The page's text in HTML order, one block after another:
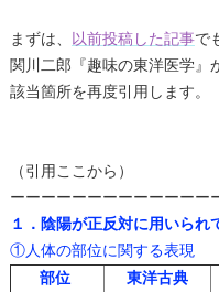
まずは、 以前投稿した記事で
関川二郎『趣味の東洋医学』
該当箇所を再度引用します。
（引用ここから）
ーーーーーーーーーーーーー
１．陰陽が正反対に用いられ
①人体の部位に関する表現
部位
東洋古典